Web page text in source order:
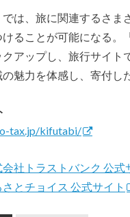
は、旅に関連するさ
ることが可能になる
アップし、旅行サイ
魅力を体感し、寄付し
tax.jp/kifutabi/
社トラストバンク 公式
とチョイス 公式サイト